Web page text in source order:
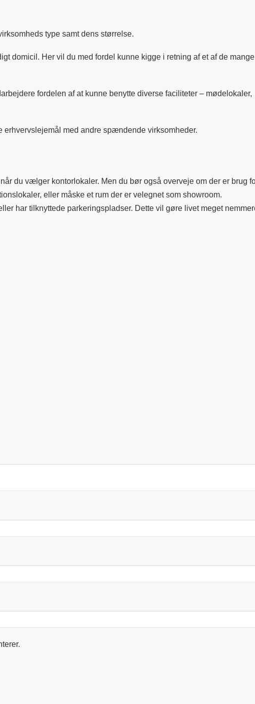
type samt dens størrelse.
domicil. Her vil du med fordel kunne kigge i retning af et af de
fordelen af at kunne benytte diverse faciliteter – mødelokaler,
med andre spændende virksomheder.
du vælger kontorlokaler. Men du bør også overveje om der er brug
eller måske et rum der er velegnet som showroom.
har tilknyttede parkeringspladser. Dette vil gøre livet meget